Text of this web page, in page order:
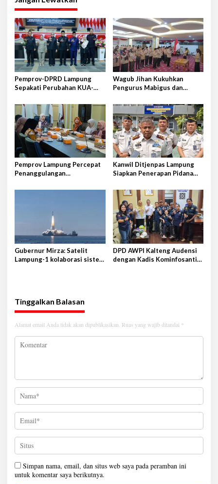
a
s
i
p
o
s
Pemprov-DPRD Lampung
Sepakati Perubahan KUA-
Wagub Jihan Kukuhkan
Pengurus Mabigus dan
Intan
Pemprov Lampung Percepat
Penanggulangan
Kanwil Ditjenpas Lampung
Siapkan Penerapan Pidana
Gubernur Mirza: Satelit
Lampung-1 kolaborasi sister
DPD AWPI Kalteng Audensi
dengan Kadis Kominfosantik
Tinggalkan Balasan
Alamat email Anda tidak akan dipublikasikan. Ruas yang wajib ditandai *
Simpan nama, email, dan situs web saya pada peramban ini
untuk komentar saya berikutnya.